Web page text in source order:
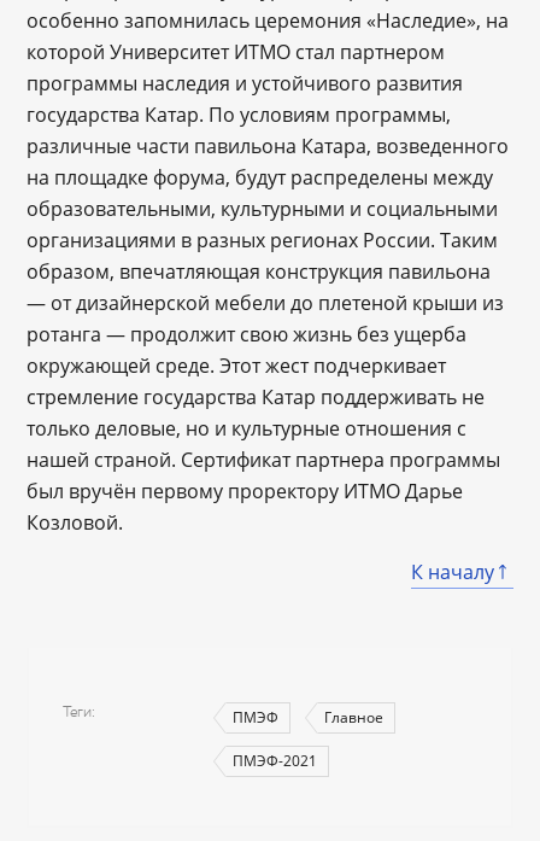
особенно запомнилась церемония «Наследие», на
которой Университет ИТМО стал партнером
программы наследия и устойчивого развития
государства Катар. По условиям программы,
различные части павильона Катара, возведенного
на площадке форума, будут распределены между
образовательными, культурными и социальными
организациями в разных регионах России. Таким
образом, впечатляющая конструкция павильона
— от дизайнерской мебели до плетеной крыши из
ротанга — продолжит свою жизнь без ущерба
окружающей среде. Этот жест подчеркивает
стремление государства Катар поддерживать не
только деловые, но и культурные отношения с
нашей страной. Сертификат партнера программы
был вручён первому проректору ИТМО Дарье
Козловой.
К началу
Теги ПМЭФ Главное
ПМЭФ-2021